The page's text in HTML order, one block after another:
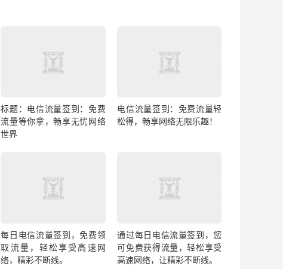
标题：电信流量签到：免费
流量等你拿，畅享无忧网络
世界
电信流量签到：免费流量轻
松得，畅享网络无限乐趣！
每日电信流量签到，免费领
取流量，轻松享受高速网
络，精彩不断线。
通过每日电信流量签到，您
可免费获得流量，轻松享受
高速网络，让精彩不断线。